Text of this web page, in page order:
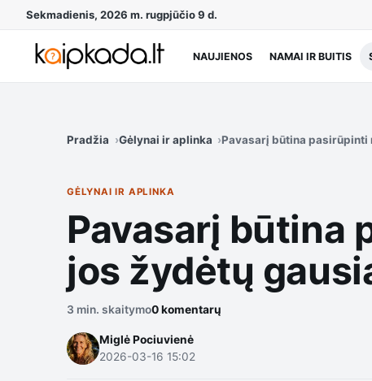
Sekmadienis, 2026 m. rugpjūčio 9 d.
NAUJIENOS NAMAI IR BUITIS
Pradžia Gėlynai ir aplinka Pavasarį būtina
GĖLYNAI IR APLINKA
Pavasarį būtina
jos žydėtų
3 min. skaitymo0 komentarų
Miglė Pociuvienė
2026-03-16 15:02